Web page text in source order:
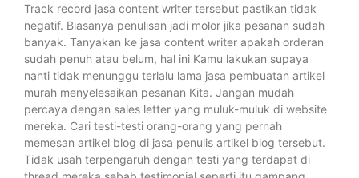
Track record jasa content writer tersebut pastikan tidak
negatif. Biasanya penulisan jadi molor jika pesanan sudah
banyak. Tanyakan ke jasa content writer apakah orderan
sudah penuh atau belum, hal ini Kamu lakukan supaya
nanti tidak menunggu terlalu lama jasa pembuatan artikel
murah menyelesaikan pesanan Kita. Jangan mudah
percaya dengan sales letter yang muluk-muluk di website
mereka. Cari testi-testi orang-orang yang pernah
memesan artikel blog di jasa penulis artikel blog tersebut.
Tidak usah terpengaruh dengan testi yang terdapat di